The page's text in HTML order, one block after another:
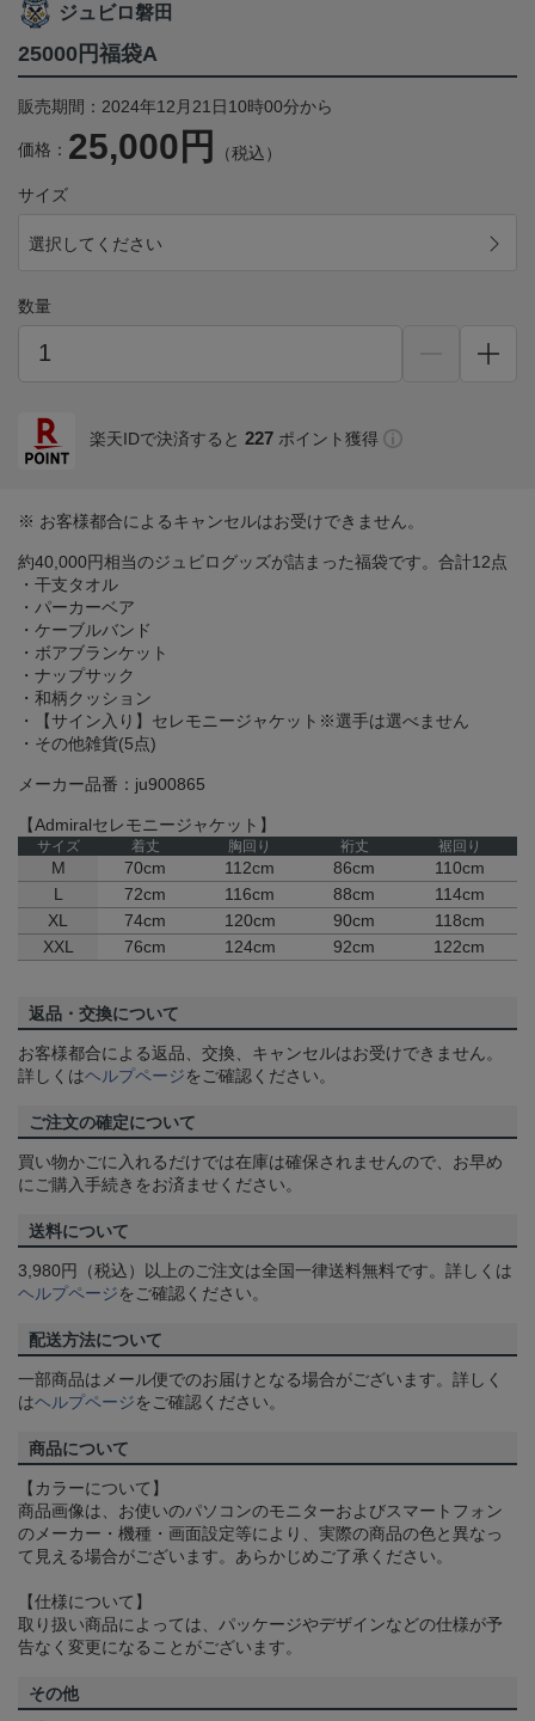
ジュビロ磐田
25000円福袋A
販売期間：2024年12月21日10時00分から
価格： 25,000円 （税込）
サイズ
選択してください
数量
楽天IDで決済すると 227 ポイント獲得
※ お客様都合によるキャンセルはお受けできません。
約40,000円相当のジュビログッズが詰まった福袋です。合計12点
・干支タオル
・パーカーベア
・ケーブルバンド
・ボアブランケット
・ナップサック
・和柄クッション
・【サイン入り】セレモニージャケット※選手は選べません
・その他雑貨(5点)
メーカー品番：ju900865
【Admiralセレモニージャケット】
サイズ 着丈 胸回り 裄丈 裾回り
M 70cm 112cm 86cm
110cm
L
72cm 116cm 88cm
114cm
XL
74cm 120cm 90cm
118cm
XXL
76cm 124cm 92cm 122cm
返品・交換について
お客様都合による返品、交換、キャンセルはお受けできません。
詳しくはヘルプページをご確認ください。
ご注文の確定について
買い物かごに入れるだけでは在庫は確保されませんので、お早め
にご購入手続きをお済ませください。
送料について
3,980円（税込）以上のご注文は全国一律送料無料です。詳しくは
ヘルプページをご確認ください。
配送方法について
一部商品はメール便でのお届けとなる場合がございます。詳しく
はヘルプページをご確認ください。
商品について
【カラーについて】
商品画像は、お使いのパソコンのモニターおよびスマートフォン
のメーカー・機種・画面設定等により、実際の商品の色と異なっ
て見える場合がございます。あらかじめご了承ください。
【仕様について】
取り扱い商品によっては、パッケージやデザインなどの仕様が予
告なく変更になることがございます。
その他